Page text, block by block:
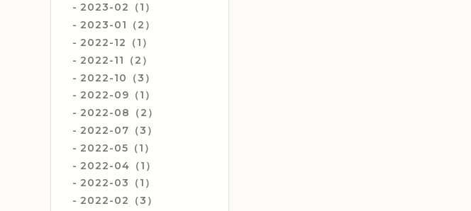
2023-02（1）
2023-01（2）
2022-12（1）
2022-11（2）
2022-10（3）
2022-09（1）
2022-08（2）
2022-07（3）
2022-05（1）
2022-04（1）
2022-03（1）
2022-02（3）